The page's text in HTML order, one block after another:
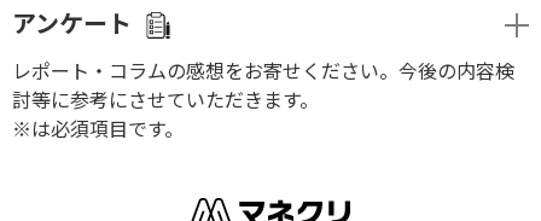
アンケート
レポート・コラムの感想をお寄せください。今後の内容検
討等に参考にさせていただきます。
※は必須項目です。